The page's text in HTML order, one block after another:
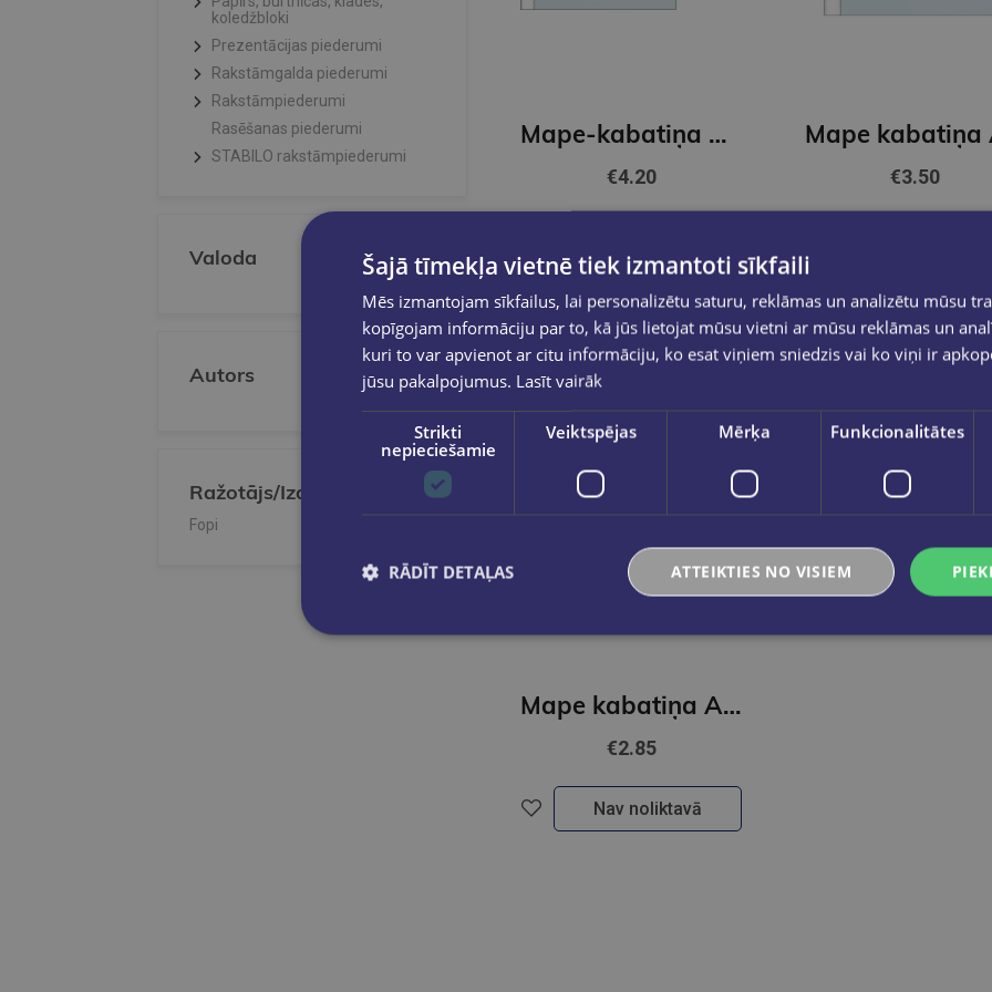
koledžbloki
Prezentācijas piederumi
Rakstāmgalda piederumi
Rakstāmpiederumi
Rasēšanas piederumi
STABILO rakstāmpiederumi
Valoda
Autors
Ražotājs/Izdevējs
Fopi
Mape-kabatiņa A4 matēta 100gb GNP
€4.20 €3.50
Mape kabatiņa A4, glancēta, 60 mkr, 50 gab., Osiris
€2.85
Nav noliktavā
Šajā tīmekļa vietnē tiek izmantoti sīkfaili
Mēs izmantojam sīkfailus, lai personalizētu saturu, reklāmas un analizētu mūsu
kopīgojam informāciju par to, kā jūs lietojat mūsu vietni ar mūsu reklāmas un
kuri to var apvienot ar citu informāciju, ko esat viņiem sniedzis vai ko viņi ir
jūsu pakalpojumus. Lasīt vairāk
Strikti
nepieciešamie
Veiktspējas Mērķa Funkcionalitātes
ATTEIKTIES NO VISIEM
RĀDĪT DETAĻAS